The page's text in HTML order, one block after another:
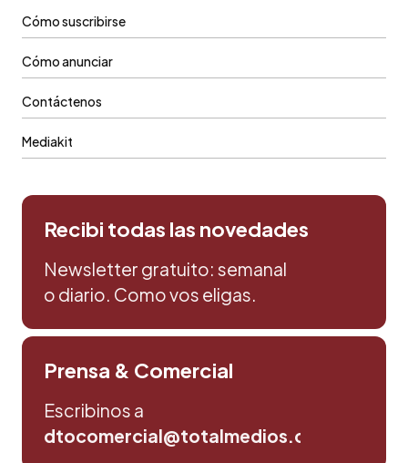
Cómo suscribirse
Cómo anunciar
Contáctenos
Mediakit
Recibi todas las novedades
Newsletter gratuito: semanal
o diario. Como vos eligas.
Prensa & Comercial
Escribinos a
dtocomercial@totalmedios.com